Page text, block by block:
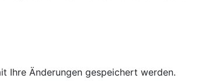
Ihre Änderungen gespeichert werden.